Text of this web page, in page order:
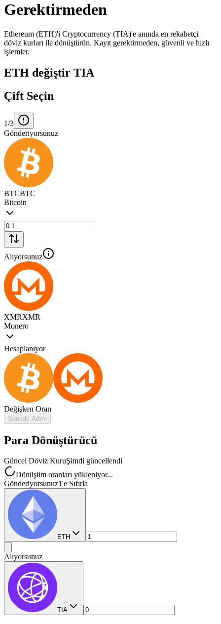
Gerektirmeden
Ethereum (ETH)'i Cryptocurrency (TIA)'e anında en rekabetçi
döviz kurları ile dönüştürün. Kayıt gerektirmeden, güvenli ve hızlı
işlemler.
ETH değiştir TIA
Çift Seçin
1/3
Gönderiyorsunuz
BTCBTC
Bitcoin
Alıyorsunuz
XMRXMR
Monero
Hesaplanıyor
Değişken Oran
Sonraki Adım
Para Dönüştürücü
Güncel Döviz KuruŞimdi güncellendi
Dönüşüm oranları yükleniyor...
Gönderiyorsunuz1'e Sıfırla
ETH
Alıyorsunuz
TIA